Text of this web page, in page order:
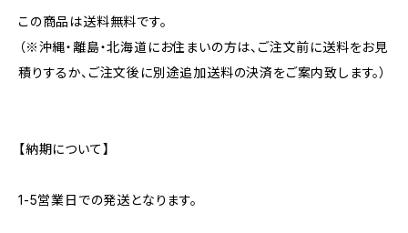
この商品は送料無料です。
（※沖縄・離島・北海道にお住まいの方は、ご注文前に送料をお見
積りするか、ご注文後に別途追加送料の決済をご案内致します。）
【納期について】
1-5営業日での発送となります。